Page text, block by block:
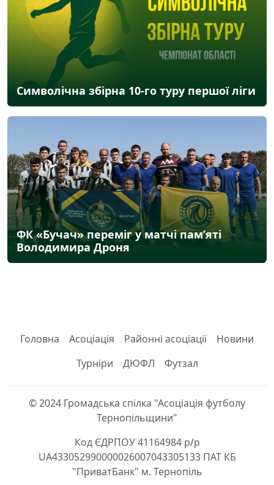
Символічна збірна 10-го туру першої ліги
ФК «Бучач» переміг у матчі пам’яті
Володимира Дроня
Головна Асоціація Районні асоціації
Новини
Турніри
ДЮФЛ Футзал
© 2024 Громадська спілка "Асоціація футболу
Тернопільщини"
Код ЄДРПОУ 41164984 р/р
UA433052990000026007043305133 ПАТ КБ
"ПриватБанк" м. Тернопіль